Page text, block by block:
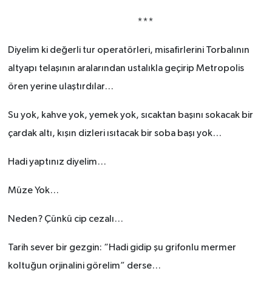
***
Diyelim ki değerli tur operatörleri, misafirlerini Torbalının
altyapı telaşının aralarından ustalıkla geçirip Metropolis
ören yerine ulaştırdılar…
Su yok, kahve yok, yemek yok, sıcaktan başını sokacak bir
çardak altı, kışın dizleri ısıtacak bir soba başı yok…
Hadi yaptınız diyelim…
Müze Yok…
Neden? Çünkü cip cezalı…
Tarih sever bir gezgin: “Hadi gidip şu grifonlu mermer
koltuğun orjinalini görelim” derse…